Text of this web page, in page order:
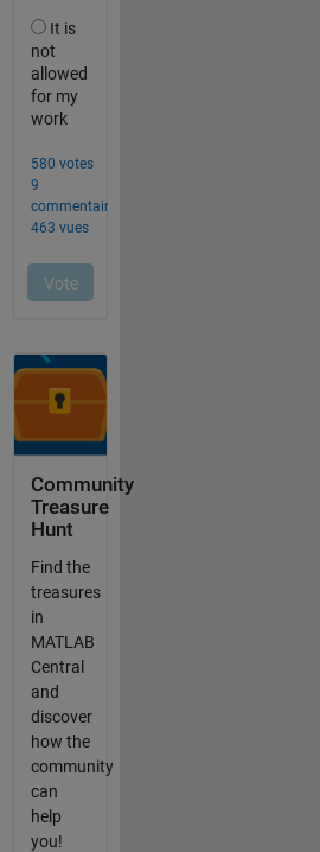
Community
Treasure
Hunt
Find the
treasures
in
MATLAB
Central
and
discover
how the
community
can
help
you!